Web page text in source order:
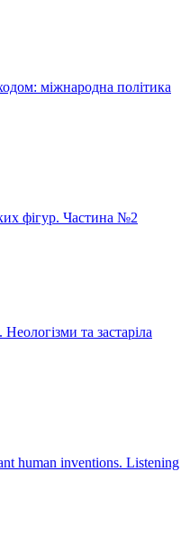
міжнародна політика
фігур. Частина №2
та застаріла
human inventions. Listening